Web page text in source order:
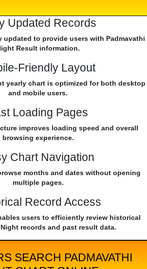
Updated Records
updated to provide users with Padmavathi
Result information.
Friendly Layout
yearly chart is optimized for both desktop
and mobile users.
Loading Pages
improves loading speed and overall
browsing experience.
Chart Navigation
months and dates without opening
multiple pages.
Record Access
users to efficiently review historical
records and past result data.
SEARCH PADMAVATHI